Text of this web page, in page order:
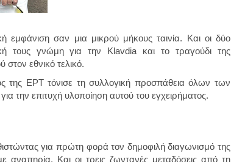
εμφάνιση σαν μια μικρού μήκους ταινία. Και οι δύο
τους γνώμη για την Klavdia και το τραγούδι της
στον εθνικό τελικό.
της ΕΡΤ τόνισε τη συλλογική προσπάθεια όλων των
την επιτυχή υλοποίηση αυτού του εγχειρήματος.
για πρώτη φορά τον δημοφιλή διαγωνισμό της
Και οι τρεις ζωντανές μεταδόσεις από τη